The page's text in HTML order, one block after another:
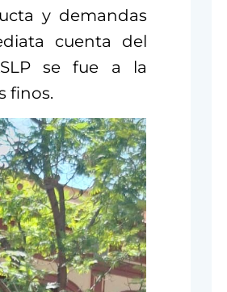
y demandas
cuenta del
se fue a la
finos.